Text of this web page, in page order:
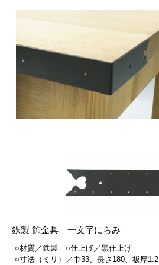
鉄製 飾金具 一文字にらみ
○材質／鉄製 ○仕上げ／黒仕上げ
○寸法（ミリ）／巾33、長さ180、板厚1.2